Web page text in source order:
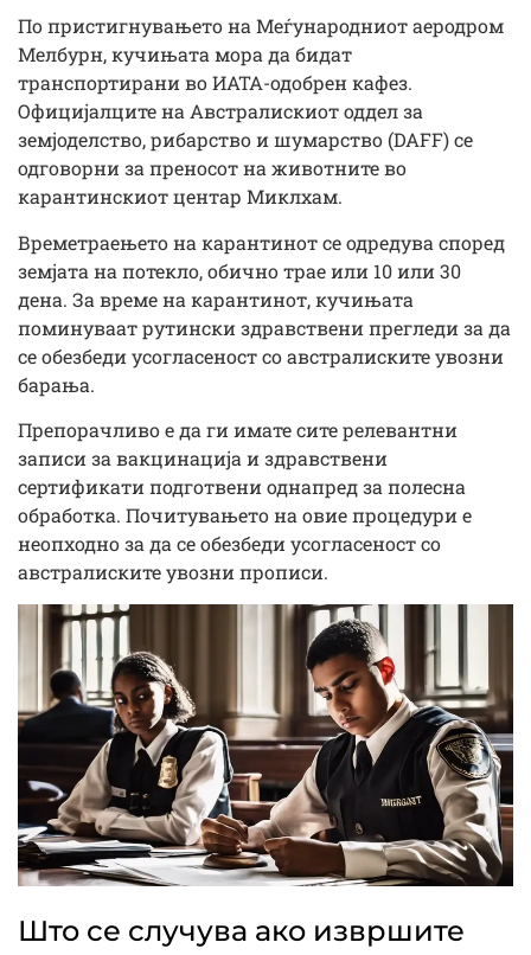
По пристигнувањето на Меѓународниот аеродром
Мелбурн, кучињата мора да бидат
транспортирани во ИАТА-одобрен кафез.
Официјалците на Австралискиот оддел за
земјоделство, рибарство и шумарство (DAFF) се
одговорни за преносот на животните во
карантинскиот центар Миклхам.
Времетраењето на карантинот се одредува според
земјата на потекло, обично трае или 10 или 30
дена. За време на карантинот, кучињата
поминуваат рутински здравствени прегледи за да
се обезбеди усогласеност со австралиските увозни
барања.
Препорачливо е да ги имате сите релевантни
записи за вакцинација и здравствени
сертификати подготвени однапред за полесна
обработка. Почитувањето на овие процедури е
неопходно за да се обезбеди усогласеност со
австралиските увозни прописи.
Што се случува ако извршите